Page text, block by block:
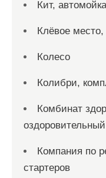
Кит, автомойка
Клёвое
Колесо
Колибри,
Комбинат
Компания по
стартеров